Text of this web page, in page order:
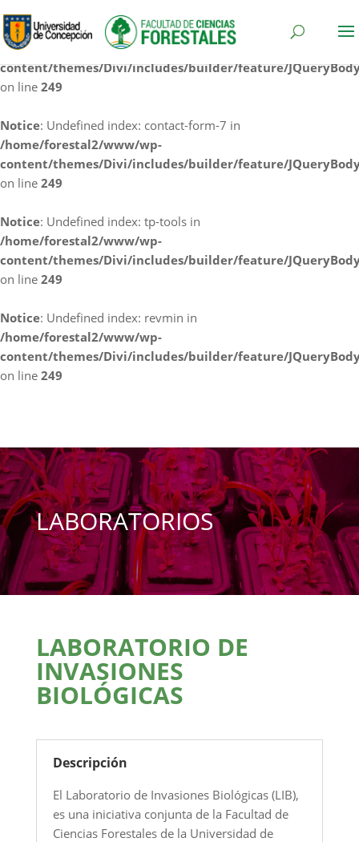
Notice: Undefined index: cf7rl-redirect_method in
/home/forestal2/www/wp-
content/themes/Divi/includes/builder/feature/
on line 249
Notice: Undefined index: contact-form-7 in
/home/forestal2/www/wp-
content/themes/Divi/includes/builder/feature/
on line 249
Notice: Undefined index: tp-tools in
/home/forestal2/www/wp-
content/themes/Divi/includes/builder/feature/
on line 249
Notice: Undefined index: revmin in
/home/forestal2/www/wp-
content/themes/Divi/includes/builder/feature/
on line 249
LABORATORIOS
LABORATORIO DE
INVASIONES
BIOLÓGICAS
Descripción
El Laboratorio de Invasiones Biológicas (LIB),
es una iniciativa conjunta de la Facultad de
Ciencias Forestales de la Universidad de